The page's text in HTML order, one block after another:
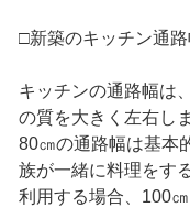
□新築のキッチン通
キッチンの通路幅は
の質を大きく左右し
80㎝の通路幅は基本
族が一緒に料理をす
利用する場合、100